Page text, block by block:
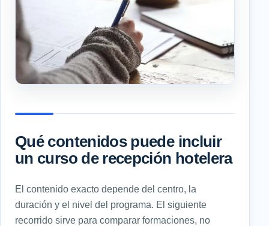
Qué contenidos puede incluir
un curso de recepción hotelera
El contenido exacto depende del centro, la
duración y el nivel del programa. El siguiente
recorrido sirve para comparar formaciones, no